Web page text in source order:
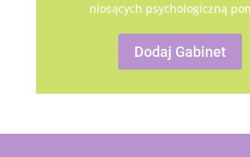
niosących psychologiczną
Dodaj Gabinet